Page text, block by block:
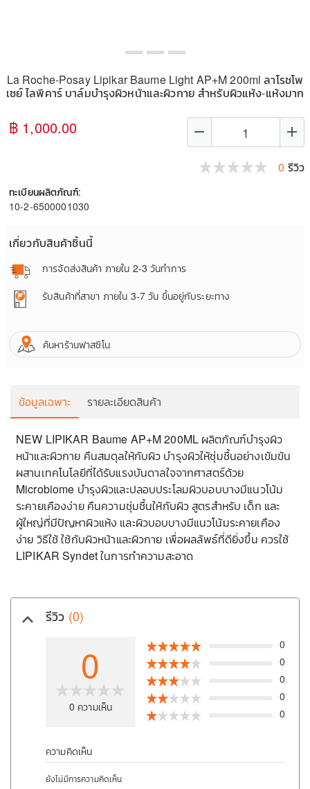
La Roche-Posay Lipikar Baume Light AP+M 200ml ลาโรชโพ
เซย์ ไลพิคาร์ บาล์มบำรุงผิวหน้าและผิวกาย สำหรับผิวแห้ง-แห้งมาก
฿ 1,000.00 remove add
0 รีวิว
ทะเบียนผลิตภัณฑ์:
10-2-6500001030
เกี่ยวกับสินค้าชิ้นนี้
การจัดส่งสินค้า ภายใน 2-3 วันทำการ
รับสินค้าที่สาขา ภายใน 3-7 วัน ขึ้นอยู่กับระยะทาง
ค้นหาร้านฟาสซิโน
ข้อมูลเฉพาะ รายละเอียดสินค้า
NEW LIPIKAR Baume AP+M 200ML ผลิตภัณฑ์บำรุงผิว
หน้าและผิวกาย คืนสมดุลให้กับผิว บำรุงผิวให้ชุ่มชื้นอย่างเข้มข้น
ผสานเทคโนโลยีที่ได้รับแรงบันดาลใจจากศาสตร์ด้วย
Microbiome บำรุงผิวและปลอบประโลมผิวบอบบางมีแนวโน้ม
ระคายเคืองง่าย คืนความชุ่มชื้นให้กับผิว สูตรสำหรับ เด็ก และ
ผู้ใหญ่ที่มีปัญหาผิวแห้ง และผิวบอบบางมีแนวโน้มระคายเคือง
ง่าย วิธีใช้ ใช้กับผิวหน้าและผิวกาย เพื่อผลลัพธ์ที่ดียิ่งขึ้น ควรใช้
LIPIKAR Syndet ในการทำความสะอาด
รีวิว (0)
keyboard_arrow_up
0
0 ความเห็น
0
0
0
0
0
ความคิดเห็น
ยังไม่มีการความคิดเห็น